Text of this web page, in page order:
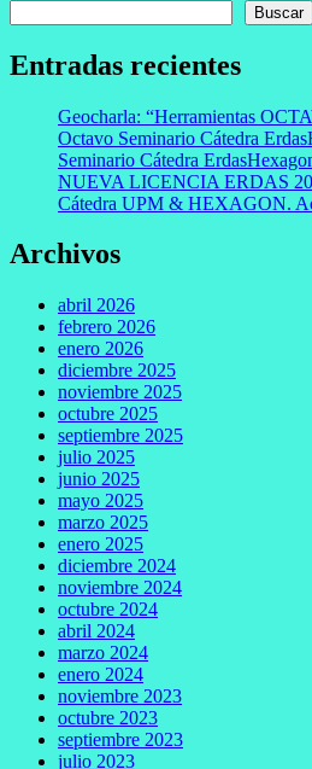
Buscar
Entradas recientes
Geocharla: “Herramientas
Octavo Seminario Cátedra
Seminario Cátedra
NUEVA LICENCIA ERDAS
Cátedra UPM & HEXAGON.
Archivos
abril 2026
febrero 2026
enero 2026
diciembre 2025
noviembre 2025
octubre 2025
septiembre 2025
julio 2025
junio 2025
mayo 2025
marzo 2025
enero 2025
diciembre 2024
noviembre 2024
octubre 2024
abril 2024
marzo 2024
enero 2024
noviembre 2023
octubre 2023
septiembre 2023
julio 2023